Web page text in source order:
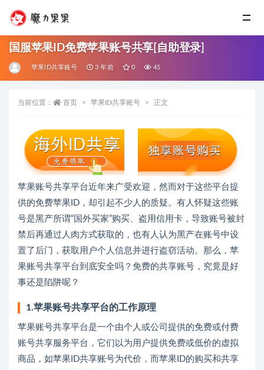
国服苹果ID免费苹果账号共享[自助登录]
苹果ID共享账号 3 年前 0 45
当前位置： 首页 苹果ID共享账号 正文
苹果账号共享平台近年来广受欢迎，然而对于这些平台提
供的免费苹果ID，却引起不少人的质疑。有人怀疑这些账
号是黑产所谓“国外买家”购买、盗用信用卡，导致账号被封
禁后再通过人肉方式获取的，也有人认为黑产在账号中设
置了后门，获取用户个人信息并进行盗窃活动。那么，苹
果账号共享平台到底安全吗？免费的共享账号，究竟是好
事还是陷阱呢？
1.苹果账号共享平台的工作原理
苹果账号共享平台是一个由个人或公司提供的免费或付费
账号共享服务平台，它们以为用户提供免费或低价的虚拟
商品，如苹果ID共享账号为代价，而苹果ID的购买和共享